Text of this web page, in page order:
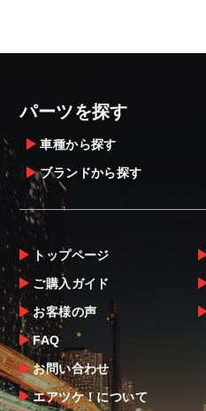
パーツを探す
車種から探す
ブランドから探す
トップページ
ご購入ガイド
お客様の声
FAQ
お問い合わせ
エアツケ！について